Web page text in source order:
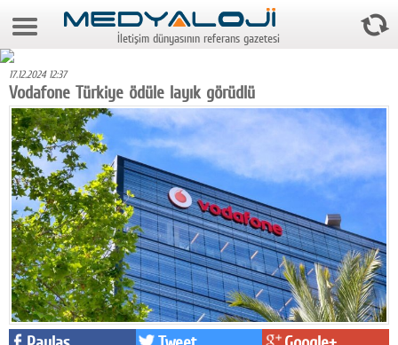
7 Ağustos 2026 15:43:55
Foto Galeri
Video Galeri
Gazeteler
Medya
Reyting-tiraj
Teknoloji
Televizyon
Dünya
İletişim dünyasının referans gazetesi
17.12.2024 12:37
Vodafone Türkiye ödüle layık görüdlü